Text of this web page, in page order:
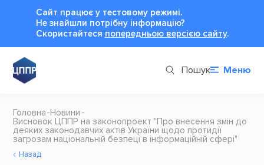
Сайт працює у тестовому режимі.
Не знайшли потрібну інформацію?
Cкористайтеся попередньою версією сайту.
Пошук Меню
Головна Новини
Висновок ЦППР на законопроект "Про внесення змін до
деяких законодавчих актів України щодо протидії
загрозам національній безпеці в інформаційній сфері"
Назад